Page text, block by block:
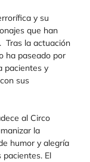
y su
que han
Tras la actuación
ha paseado por
pacientes y
sus
al Circo
la
humor y alegría
El